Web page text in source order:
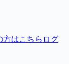
方はこちら ログ